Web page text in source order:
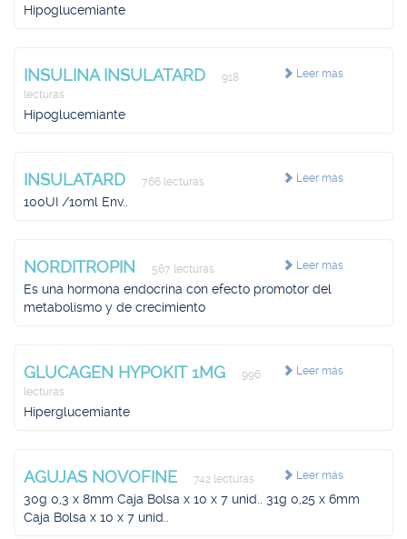
Hipoglucemiante
Leer más
INSULINA INSULATARD
918
lecturas
Hipoglucemiante
Leer más
INSULATARD 766 lecturas
100UI /10ml Env..
Leer más
NORDITROPIN 567 lecturas
Es una hormona endocrina con efecto promotor del
metabolismo y de crecimiento
Leer más
GLUCAGEN HYPOKIT 1MG
996
lecturas
Hiperglucemiante
Leer más
AGUJAS NOVOFINE 742 lecturas
30g 0,3 x 8mm Caja Bolsa x 10 x 7 unid.. 31g 0,25 x 6mm
Caja Bolsa x 10 x 7 unid..